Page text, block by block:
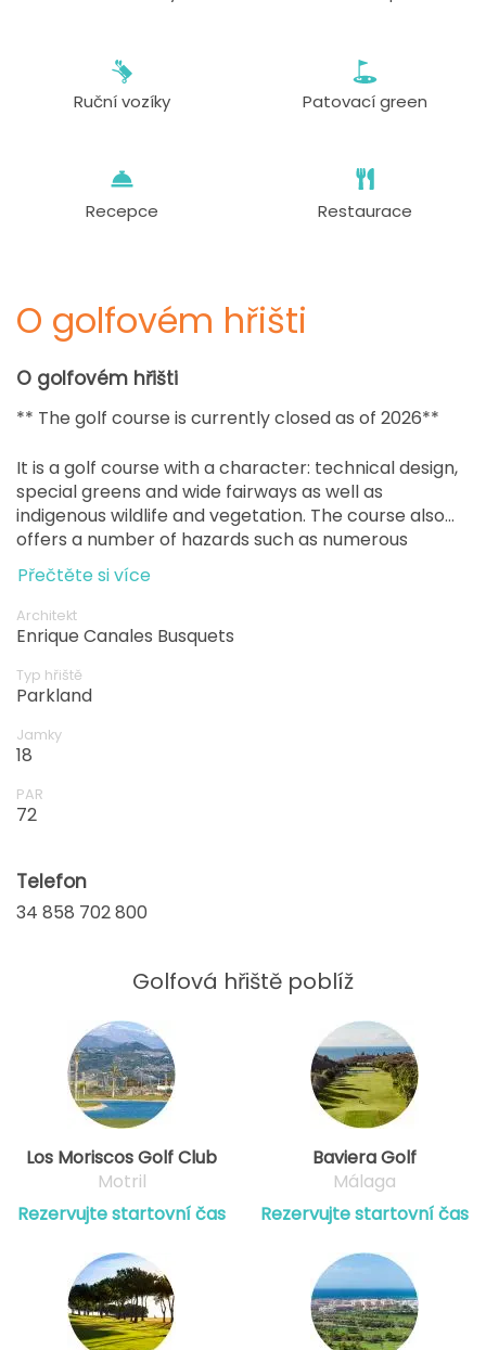
Ruční vozíky Patovací green
Recepce Restaurace
O golfovém hřišti
O golfovém hřišti
** The golf course is currently closed as of 2026**
It is a golf course with a character: technical design,
special greens and wide fairways as well as
indigenous wildlife and vegetation. The course also
offers a number of hazards such as numerous
strategically placed bunkers that allow for a variety
of shots to be played.
Přečtěte si více
Architekt
Enrique Canales Busquets
Typ hřiště
Parkland
Jamky
18
PAR
72
Telefon
34 858 702 800
Golfová hřiště poblíž
Los Moriscos Golf Club
Motril
Rezervujte startovní čas
Baviera Golf
Málaga
Rezervujte startovní čas